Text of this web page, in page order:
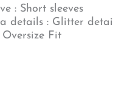
: Short sleeves
details : Glitter detail
Oversize Fit